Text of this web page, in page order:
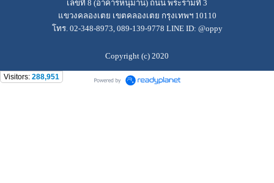
เลขที่ 8 (อาคารหนุมาน) ถนน พระรามที่ 3
แขวงคลองเตย เขตคลองเตย กรุงเทพฯ 10110
โทร. 02-348-8973, 089-139-9778 LINE ID: @oppy
Copyright (c) 2020
Visitors: 288,951